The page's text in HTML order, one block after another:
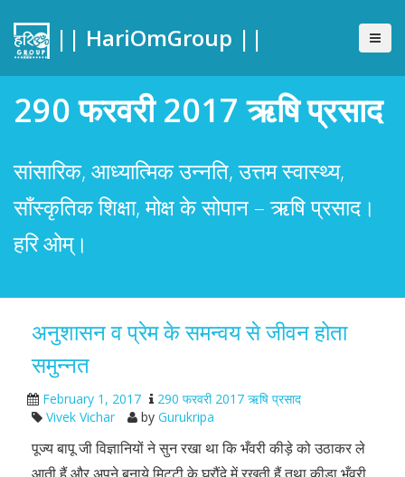
|| HariOmGroup ||
290 फरवरी 2017 ऋषि प्रसाद
सांसारिक, आध्यात्मिक उन्नति, उत्तम स्वास्थ्य,
साँस्कृतिक शिक्षा, मोक्ष के सोपान – ऋषि प्रसाद।
हरि ओम्।
अनुशासन व प्रेम के समन्वय से जीवन होता
समुन्नत
February 1, 2017
290 फरवरी 2017 ऋषि प्रसाद
Vivek Vichar
by Gurukripa
पूज्य बापू जी विज्ञानियों ने सुन रखा था कि भँवरी कीड़े को उठाकर ले